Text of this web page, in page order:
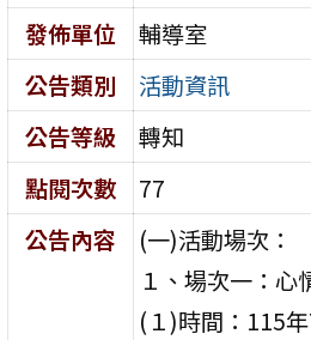
發佈單位
輔導室
公告類別
活動資訊
公告等級
轉知
點閱次數
77
公告內容
(一)活動場次：
１、場次一：心
(１)時間：115